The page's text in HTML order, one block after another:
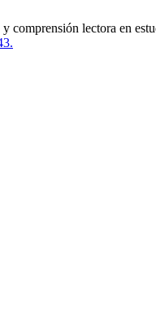
comprensión lectora en